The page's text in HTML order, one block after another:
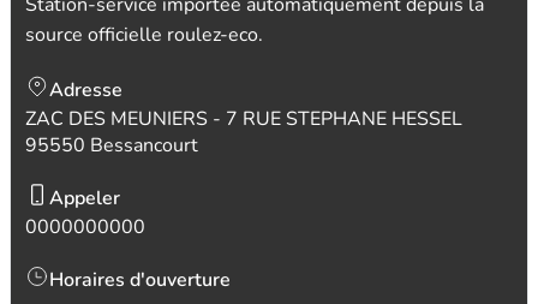
source officielle roulez-eco.
Adresse
ZAC DES MEUNIERS - 7 RUE STEPHANE HESSEL
95550 Bessancourt
Appeler
0000000000
Horaires d'ouverture